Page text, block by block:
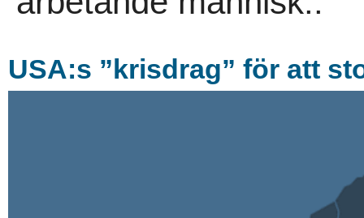
USA:s ”krisdrag” för att